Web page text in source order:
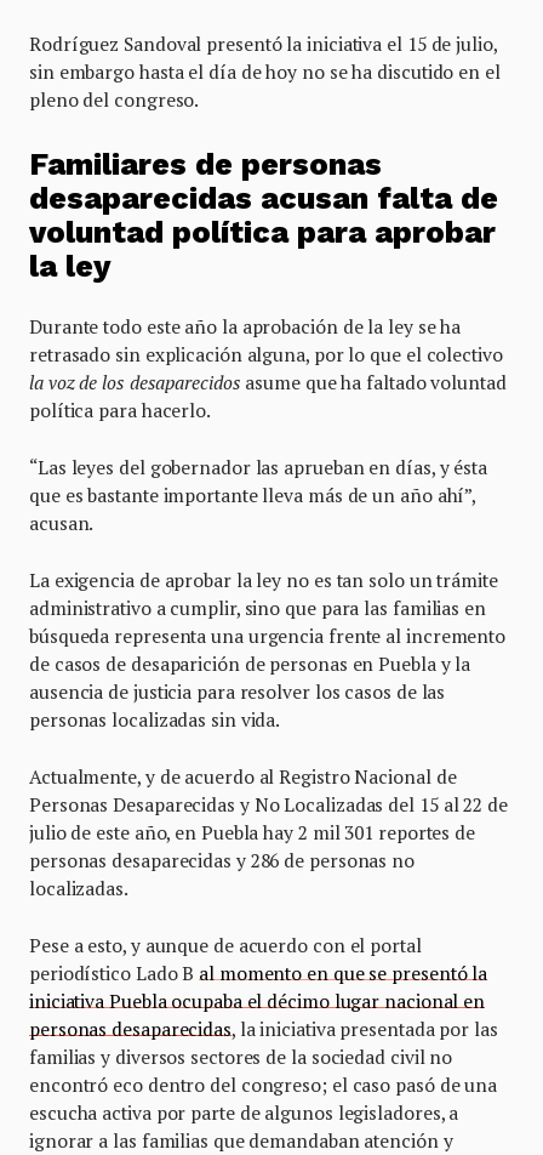
Rodríguez Sandoval presentó la iniciativa el 15 de julio,
sin embargo hasta el día de hoy no se ha discutido en el
pleno del congreso.
Familiares de personas
desaparecidas acusan falta de
voluntad política para aprobar
la ley
Durante todo este año la aprobación de la ley se ha
retrasado sin explicación alguna, por lo que el colectivo
la voz de los desaparecidos asume que ha faltado voluntad
política para hacerlo.
“Las leyes del gobernador las aprueban en días, y ésta
que es bastante importante lleva más de un año ahí”,
acusan.
La exigencia de aprobar la ley no es tan solo un trámite
administrativo a cumplir, sino que para las familias en
búsqueda representa una urgencia frente al incremento
de casos de desaparición de personas en Puebla y la
ausencia de justicia para resolver los casos de las
personas localizadas sin vida.
Actualmente, y de acuerdo al Registro Nacional de
Personas Desaparecidas y No Localizadas del 15 al 22 de
julio de este año, en Puebla hay 2 mil 301 reportes de
personas desaparecidas y 286 de personas no
localizadas.
Pese a esto, y aunque de acuerdo con el portal
periodístico Lado Bal momento en que se presentó la
iniciativa Puebla ocupaba el décimo lugar nacional en
personas desaparecidas, la iniciativa presentada por las
familias y diversos sectores de la sociedad civil no
encontró eco dentro del congreso; el caso pasó de una
escucha activa por parte de algunos legisladores, a
ignorar a las familias que demandaban atención y